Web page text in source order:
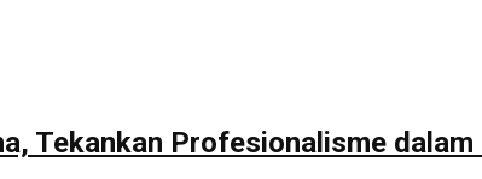
Tekankan Profesionalisme